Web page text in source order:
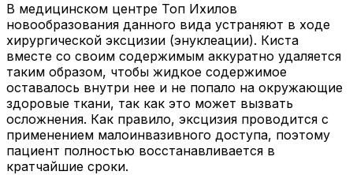
В медицинском центре Топ Ихилов
новообразования данного вида устраняют в ходе
хирургической эксцизии (энуклеации). Киста
вместе со своим содержимым аккуратно удаляется
таким образом, чтобы жидкое содержимое
оставалось внутри нее и не попало на окружающие
здоровые ткани, так как это может вызвать
осложнения. Как правило, эксцизия проводится с
применением малоинвазивного доступа, поэтому
пациент полностью восстанавливается в
кратчайшие сроки.